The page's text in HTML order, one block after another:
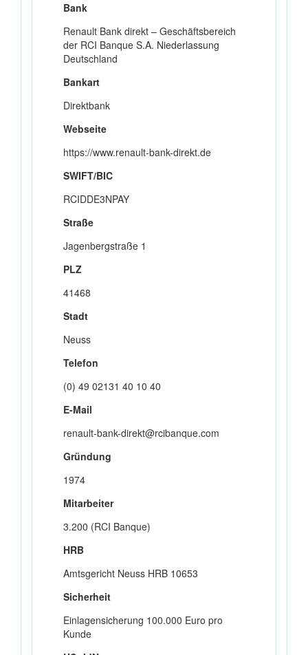
Bank
Renault Bank direkt – Geschäftsbereich
der RCI Banque S.A. Niederlassung
Deutschland
Bankart
Direktbank
Webseite
https://www.renault-bank-direkt.de
SWIFT/BIC
RCIDDE3NPAY
Straße
Jagenbergstraße 1
PLZ
41468
Stadt
Neuss
Telefon
(0) 49 02131 40 10 40
E-Mail
renault-bank-direkt@rcibanque.com
Gründung
1974
Mitarbeiter
3.200 (RCI Banque)
HRB
Amtsgericht Neuss HRB 10653
Sicherheit
Einlagensicherung 100.000 Euro pro
Kunde